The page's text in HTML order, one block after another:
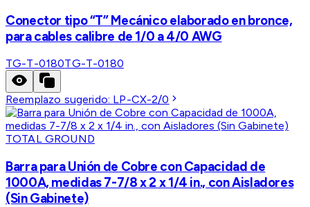
Conector tipo “T” Mecánico elaborado en bronce,
para cables calibre de 1/0 a 4/0 AWG
TG-T-0180TG-T-0180
Reemplazo sugerido: LP-CX-2/0
TOTAL GROUND
Barra para Unión de Cobre con Capacidad de
1000A, medidas 7-7/8 x 2 x 1/4 in., con Aisladores
(Sin Gabinete)